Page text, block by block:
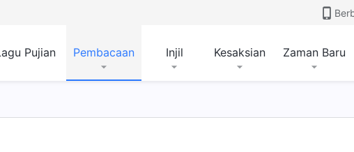
Pujian Pembacaan Injil Kesaksian Zaman Baru